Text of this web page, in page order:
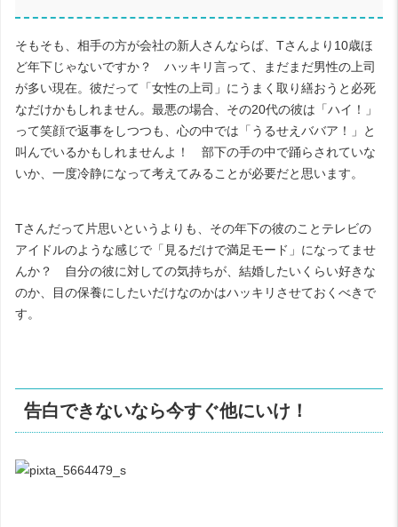
そもそも、相手の方が会社の新人さんならば、Tさんより10歳ほ
ど年下じゃないですか？ ハッキリ言って、まだまだ男性の上司
が多い現在。彼だって「女性の上司」にうまく取り繕おうと必死
なだけかもしれません。最悪の場合、その20代の彼は「ハイ！」
って笑顔で返事をしつつも、心の中では「うるせえババア！」と
叫んでいるかもしれませんよ！ 部下の手の中で踊らされていな
いか、一度冷静になって考えてみることが必要だと思います。
Tさんだって片思いというよりも、その年下の彼のことテレビの
アイドルのような感じで「見るだけで満足モード」になってませ
んか？ 自分の彼に対しての気持ちが、結婚したいくらい好きな
のか、目の保養にしたいだけなのかはハッキリさせておくべきで
す。
告白できないなら今すぐ他にいけ！